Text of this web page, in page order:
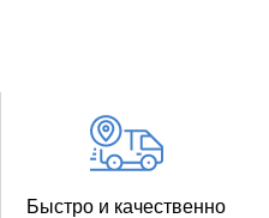
Быстро и качественно